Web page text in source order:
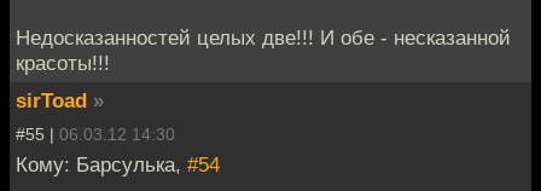
Недосказанностей целых две!!! И обе - несказанной
красоты!!!
sirToad »
#55 | 06.03.12 14:30
Кому: Барсулька, #54